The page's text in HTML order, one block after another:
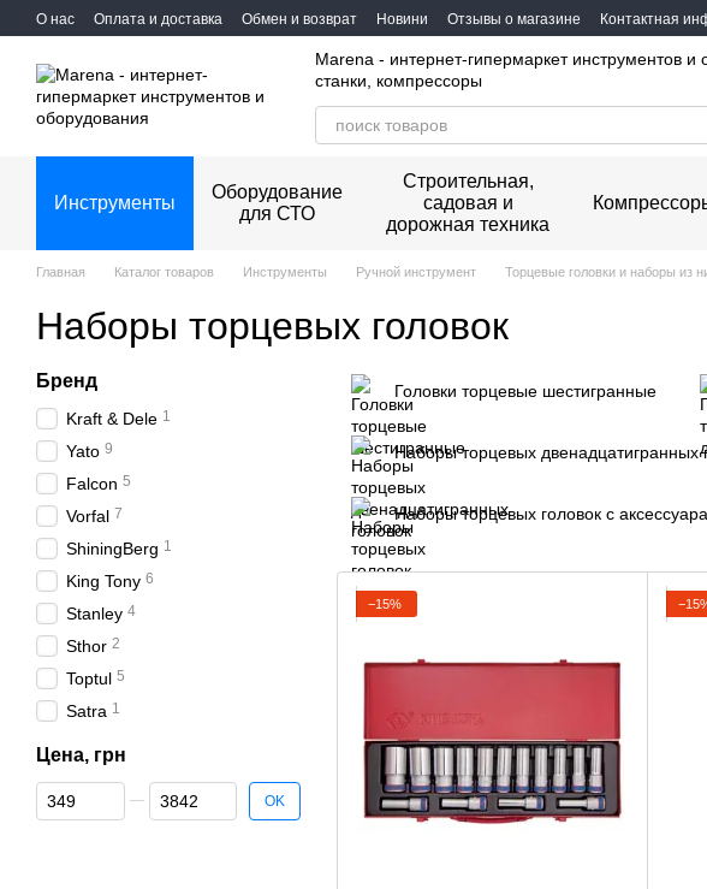
Перейти к основному контенту
О нас Оплата и доставка Обмен и возврат Новини Отзывы о магазине Контактная
Marena - интернет-гипермаркет инструментов и
станки, компрессоры
Инструменты
Оборудование
для СТО
Строительная,
садовая и
дорожная техника
Главная Каталог товаров Инструменты Ручной инструмент Торцевые головки и наборы из
Наборы торцевых головок
Головки торцевые шестигранные
Наборы торцевых двенадцатигранных
Наборы торцевых головок с
−15%
Бренд
Kraft & Dele 1
Yato 9
Falcon 5
Vorfal 7
ShiningBerg 1
King Tony 6
Stanley 4
Sthor 2
Toptul 5
Satra 1
Цена, грн
От Цена, грн
До Цена, грн OK